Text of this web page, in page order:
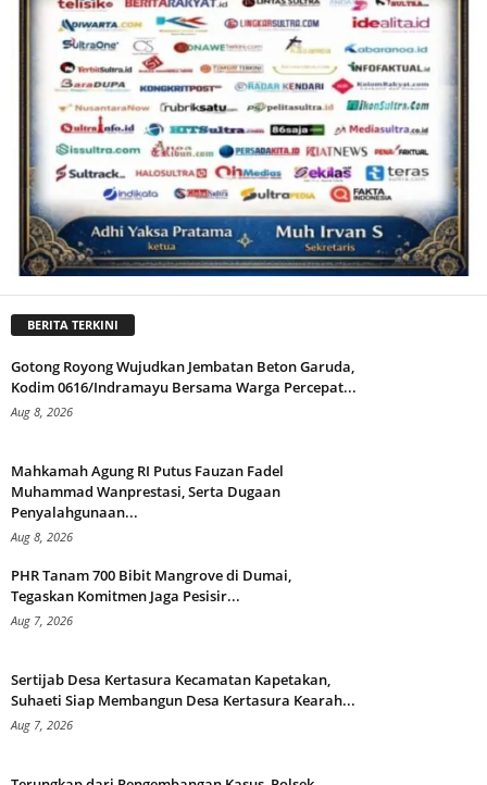
BERITA TERKINI
Gotong Royong Wujudkan Jembatan Beton Garuda,
Kodim 0616/Indramayu Bersama Warga Percepat...
Aug 8, 2026
Mahkamah Agung RI Putus Fauzan Fadel
Muhammad Wanprestasi, Serta Dugaan
Penyalahgunaan...
Aug 8, 2026
PHR Tanam 700 Bibit Mangrove di Dumai,
Tegaskan Komitmen Jaga Pesisir...
Aug 7, 2026
Sertijab Desa Kertasura Kecamatan Kapetakan,
Suhaeti Siap Membangun Desa Kertasura Kearah...
Aug 7, 2026